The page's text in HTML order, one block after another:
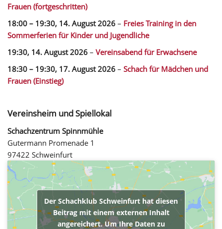
Frauen (fortgeschritten)
18:00 – 19:30, 14. August 2026 – Freies Training in den
Sommerferien für Kinder und Jugendliche
19:30, 14. August 2026 – Vereinsabend für Erwachsene
18:30 – 19:30, 17. August 2026 – Schach für Mädchen und
Frauen (Einstieg)
Vereinsheim und Spiellokal
Schachzentrum Spinnmühle
Gutermann Promenade 1
97422 Schweinfurt
Der Schachklub Schweinfurt hat diesen
Beitrag mit einem externen Inhalt
angereichert. Um Ihre Daten zu